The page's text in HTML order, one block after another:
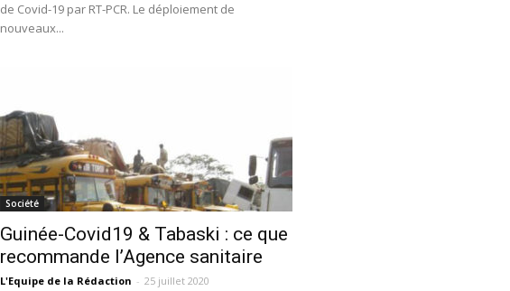
de Covid-19 par RT-PCR. Le déploiement de
nouveaux...
Société
Guinée-Covid19 & Tabaski : ce que
recommande l’Agence sanitaire
L'Equipe de la Rédaction - 25 juillet 2020